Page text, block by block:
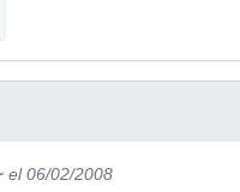
el 06/02/2008